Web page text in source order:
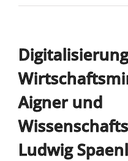
Aigner und
Ludwig